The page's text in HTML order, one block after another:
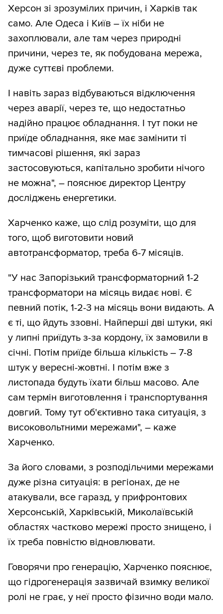
Херсон зі зрозумілих причин, і Харків так
само. Але Одеса і Київ – їх ніби не
захоплювали, але там через природні
причини, через те, як побудована мережа,
дуже суттєві проблеми.
І навіть зараз відбуваються відключення
через аварії, через те, що недостатньо
надійно працює обладнання. І тут поки не
приїде обладнання, яке має замінити ті
тимчасові рішення, які зараз
застосовуються, капітально зробити нічого
не можна", – пояснює директор Центру
досліджень енергетики.
Харченко каже, що слід розуміти, що для
того, щоб виготовити новий
автотрансформатор, треба 6-7 місяців.
"У нас Запорізький трансформаторний 1-2
трансформатори на місяць видає нові. Є
певний потік, 1-2-3 на місяць вони видають. А
є ті, що йдуть ззовні. Найперші дві штуки, які
у липні приїдуть з-за кордону, їх замовили в
січні. Потім приїде більша кількість – 7-8
штук у вересні-жовтні. І потім вже з
листопада будуть їхати більш масово. Але
сам термін виготовлення і транспортування
довгий. Тому тут об'єктивно така ситуація, з
високовольтними мережами", – каже
Харченко.
За його словами, з розподільчими мережами
дуже різна ситуація: в регіонах, де не
атакували, все гаразд, у прифронтових
Херсонській, Харківській, Миколаївській
областях частково мережі просто знищено, і
їх треба повністю відновлювати.
Говорячи про генерацію, Харченко пояснює,
що гідрогенерація зазвичай взимку великої
ролі не грає, у неї просто фізично води мало.